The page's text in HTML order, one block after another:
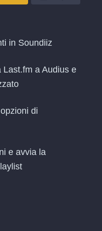
in Soundiiz
Last.fm a Audius e
di
e avvia la